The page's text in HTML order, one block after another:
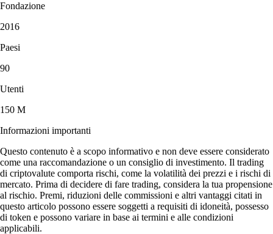
Fondazione
2016
Paesi
90
Utenti
150 M
Informazioni importanti
Questo contenuto è a scopo informativo e non deve essere considerato
come una raccomandazione o un consiglio di investimento. Il trading
di criptovalute comporta rischi, come la volatilità dei prezzi e i rischi di
mercato. Prima di decidere di fare trading, considera la tua propensione
al rischio. Premi, riduzioni delle commissioni e altri vantaggi citati in
questo articolo possono essere soggetti a requisiti di idoneità, possesso
di token e possono variare in base ai termini e alle condizioni
applicabili.